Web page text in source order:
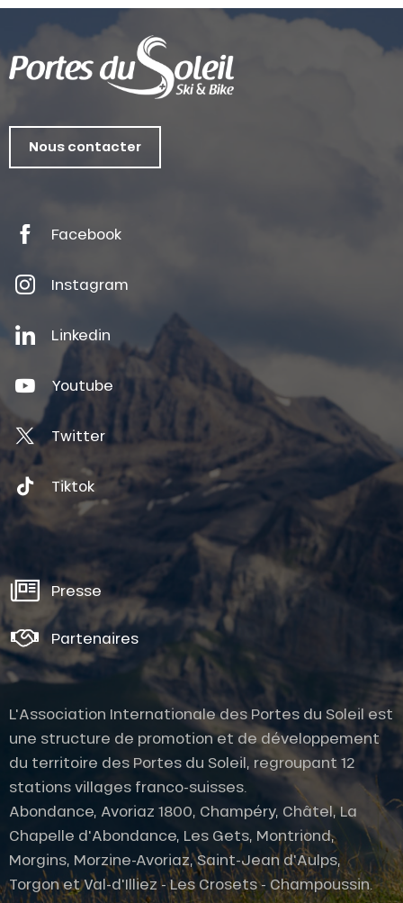
Description
Prestations
Nous contacter
Facebook
Instagram
Linkedin
Youtube
Twitter
Tiktok
Presse
Partenaires
L'Association Internationale des Portes du Soleil est
une structure de promotion et de développement
du territoire des Portes du Soleil, regroupant 12
stations villages franco-suisses.
Abondance, Avoriaz 1800, Champéry, Châtel, La
Chapelle d'Abondance, Les Gets, Montriond,
Morgins, Morzine-Avoriaz, Saint-Jean d'Aulps,
Torgon et Val-d'Illiez - Les Crosets - Champoussin.